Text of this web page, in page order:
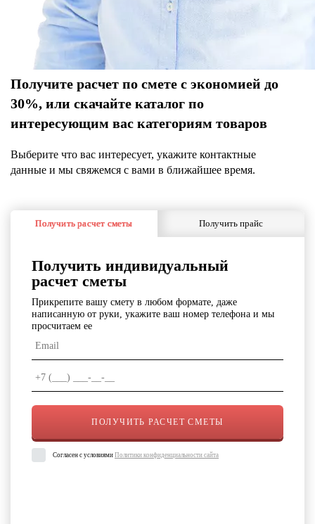
Получите расчет по смете с экономией до
30%, или скачайте каталог по
интересующим вас категориям товаров
Выберите что вас интересует, укажите контактные
данные и мы свяжемся с вами в ближайшее время.
Получить расчет сметы Получить прайс
Получить индивидуальный
расчет сметы
Прикрепите вашу смету в любом формате, даже
написанную от руки, укажите ваш номер телефона и мы
просчитаем ее
Согласен с условиями Политики конфиденциальности сайта